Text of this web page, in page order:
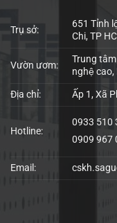
Trụ sở:
651 Tỉnh
Chi, TP
Vườn ươm:
Trung
nghệ cao,
Địa chỉ: Ấp 1, Xã
Hotline:
0933 510
0909 967
Email: